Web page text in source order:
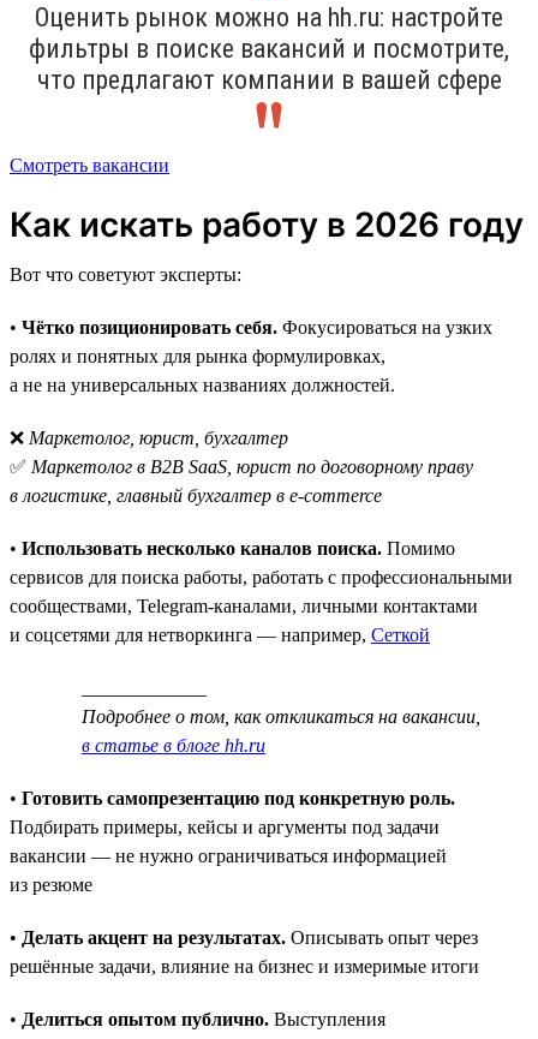
Оценить рынок можно на hh.ru: настройте
фильтры в поиске вакансий и посмотрите,
что предлагают компании в вашей сфере
Смотреть вакансии
Как искать работу в 2026 году
Вот что советуют эксперты:
• Чётко позиционировать себя. Фокусироваться на узких
ролях и понятных для рынка формулировках,
а не на универсальных названиях должностей.
❌ Маркетолог, юрист, бухгалтер
✅ Маркетолог в B2B SaaS, юрист по договорному праву
в логистике, главный бухгалтер в e-commerce
• Использовать несколько каналов поиска. Помимо
сервисов для поиска работы, работать с профессиональными
сообществами, Telegram-каналами, личными контактами
и соцсетями для нетворкинга — например, Сеткой
Подробнее о том, как откликаться на вакансии,
в статье в блоге hh.ru
• Готовить самопрезентацию под конкретную роль.
Подбирать примеры, кейсы и аргументы под задачи
вакансии — не нужно ограничиваться информацией
из резюме
• Делать акцент на результатах. Описывать опыт через
решённые задачи, влияние на бизнес и измеримые итоги
• Делиться опытом публично. Выступления